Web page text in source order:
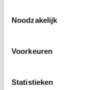
Noodzakelijk
Voorkeuren
Statistieken